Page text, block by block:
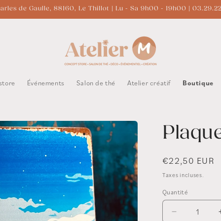
de Gaulle, 88160, Le Thillot | Lu - Sa 9h00 - 19h00 |
Événements Salon de thé Atelier créatif Boutique
Prix
habituel
€22,50 EUR
Taxes incluses.
Quantité
Réduire